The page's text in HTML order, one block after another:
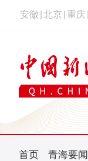
安徽 北京 重庆
首页 青海要闻